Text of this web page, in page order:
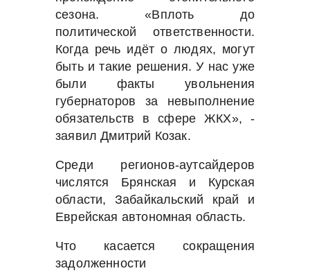
сезона. «Вплоть до
политической ответственности.
Когда речь идёт о людях, могут
быть и такие решения. У нас уже
были факты увольнения
губернаторов за невыполнение
обязательств в сфере ЖКХ», -
заявил Дмитрий Козак.
Среди регионов-аутсайдеров
числятся Брянская и Курская
области, Забайкальский край и
Еврейская автономная область.
Что касается сокращения
задолженности